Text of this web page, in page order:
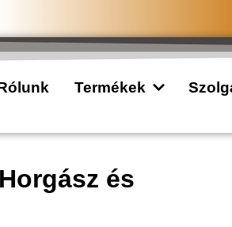
Termékek
és